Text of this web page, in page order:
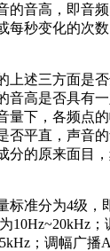
的音高，即音
每秒变化的次
上述三方面是否
音高是否具有
量下，各频点
否平直，声音
分的原来面目
标准分为4级，
10Hz~20kHz；
；调幅广播